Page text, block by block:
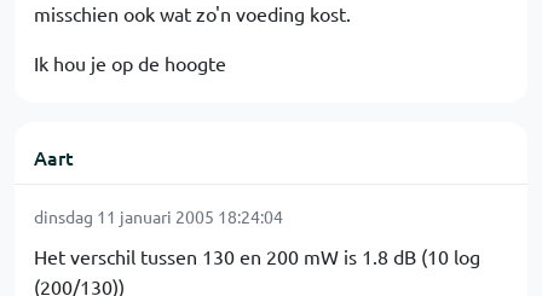
misschien ook wat zo'n voeding kost.
Ik hou je op de hoogte
Aart
dinsdag 11 januari 2005 18:24:04
Het verschil tussen 130 en 200 mW is 1.8 dB (10 log
(200/130))